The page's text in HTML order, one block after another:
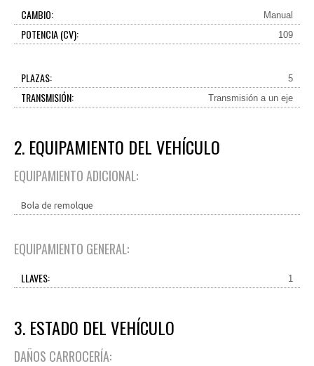
CAMBIO: Manual
POTENCIA (CV): 109
PLAZAS: 5
TRANSMISIÓN: Transmisión a un eje
2. EQUIPAMIENTO DEL VEHÍCULO
EQUIPAMIENTO ADICIONAL:
Bola de remolque
EQUIPAMIENTO GENERAL:
LLAVES: 1
3. ESTADO DEL VEHÍCULO
DAÑOS CARROCERÍA: